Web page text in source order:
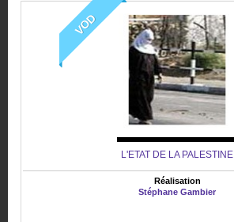
VOD
L'ETAT DE LA PALESTINE
Réalisation
Stéphane Gambier